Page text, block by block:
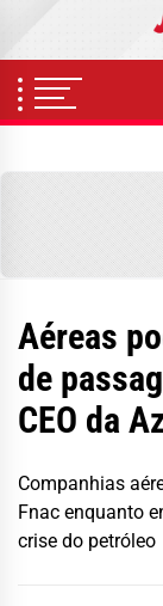
content
Aéreas
de
CEO da
Companhias
Fnac enquanto
crise do petróleo